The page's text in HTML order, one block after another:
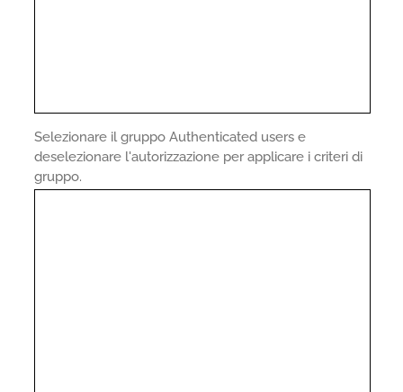
Selezionare il gruppo Authenticated users e
deselezionare l'autorizzazione per applicare i criteri di
gruppo.